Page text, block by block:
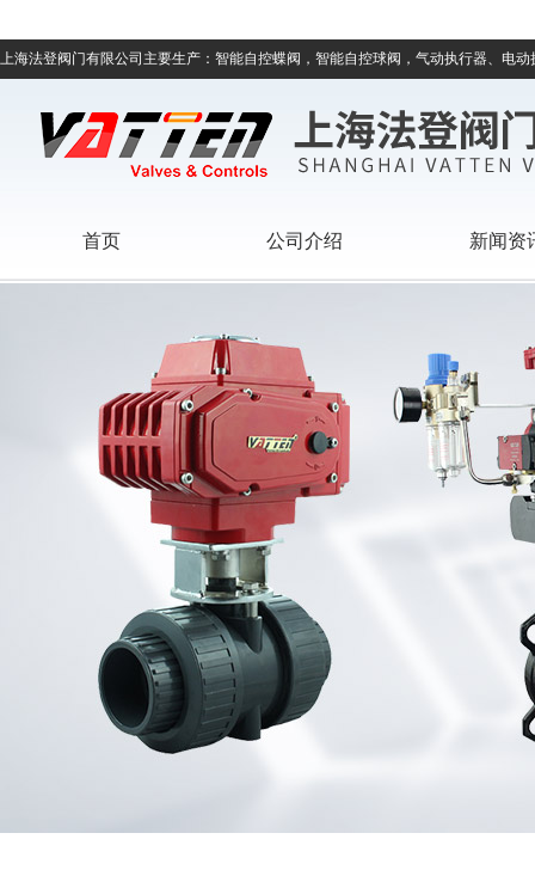
上海法登阀门有限公司主要生产：智能自控蝶阀，智能自控球阀，气动执行器、电
首页 公司介绍 新闻资